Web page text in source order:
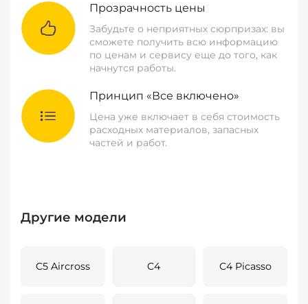
Прозрачность цены
Забудьте о неприятных сюрпризах: вы
сможете получить всю информацию
по ценам и сервису еще до того, как
начнутся работы.
Принцип «Все включено»
Цена уже включает в себя стоимость
расходных материалов, запасных
частей и работ.
Другие модели
C5 Aircross C4 C4 Picasso